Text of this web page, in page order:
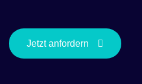
Jetzt anfordern